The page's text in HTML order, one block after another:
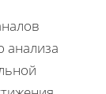
анализа